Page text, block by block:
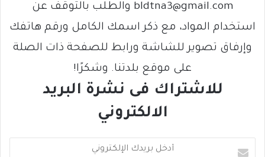
bldtna3@gmail.com والطلب بالتوقف عن
استخدام المواد، مع ذكر اسمك الكامل ورقم هاتفك
وإرفاق تصوير للشاشة ورابط للصفحة ذات الصلة
على موقع بلدتنا. وشكرًا!
للاشتراك فى نشرة البريد
الالكتروني